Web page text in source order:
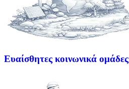
Ευαίσθητες κοινωνικά ομάδες